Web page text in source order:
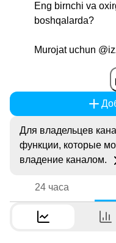
Eng birnchi va
boshqalarda?
Murojat uchun
Для владельцев
функции, которые
владение каналом.
24 часа